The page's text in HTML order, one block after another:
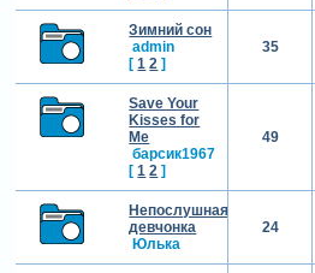
Зимний сон
admin
[ 1 2 ]
35
Save Your
Kisses for
Mе
барсик1967
[ 1 2 ]
49
Непослушная
девчонка
Юлька
24